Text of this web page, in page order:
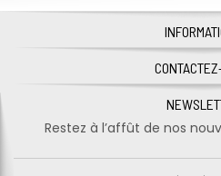
Restez à l’affût de nos